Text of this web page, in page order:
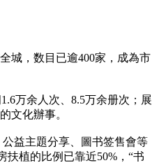
城，数目已逾400家，成為市
万余人次、8.5万余册次；展
文化辦事。
益主題分享、圖书签售會等
扶植的比例已靠近50%，“书